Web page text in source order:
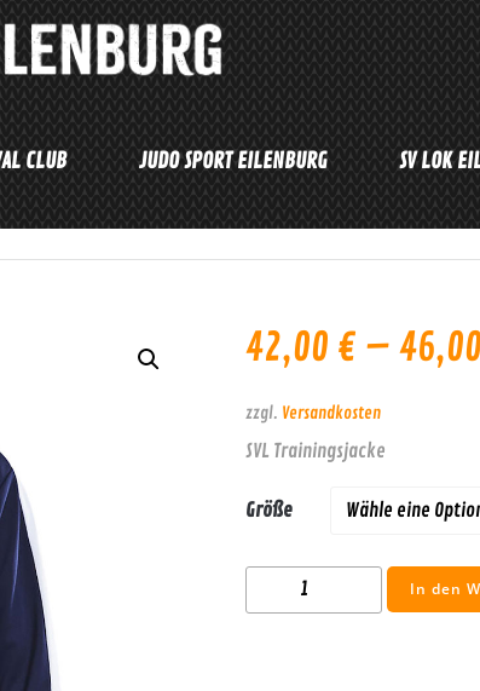
CLUB JUDO SPORT EILENBURG
SV LOK
42,00 €– 46,00
zzgl. Versandkosten
SVL Trainingsjacke
Größe
Trainingsjacke
In den